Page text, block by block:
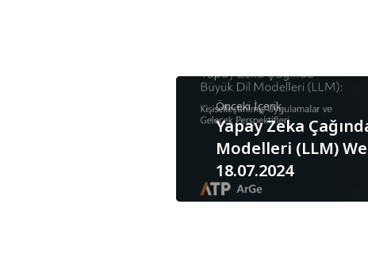
Önceki İçerik
Yapay Zeka
Modelleri (LLM)
18.07.2024